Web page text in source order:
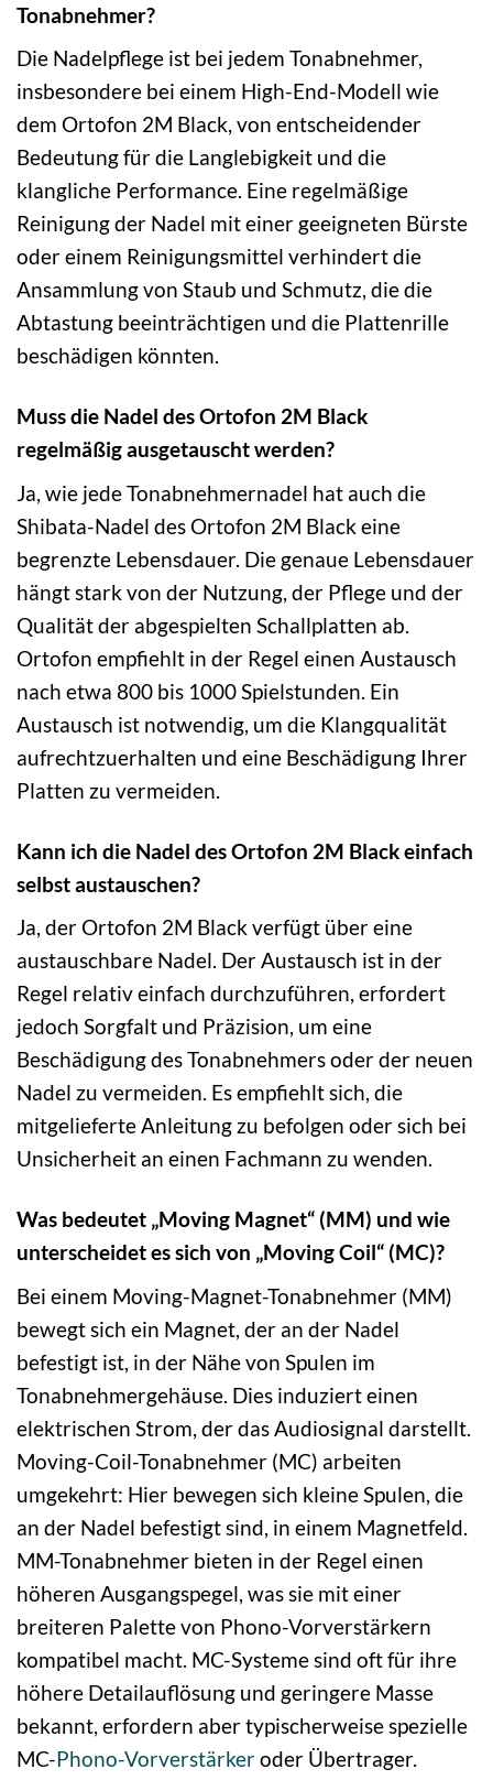
Tonabnehmer?
Die Nadelpflege ist bei jedem Tonabnehmer,
insbesondere bei einem High-End-Modell wie
dem Ortofon 2M Black, von entscheidender
Bedeutung für die Langlebigkeit und die
klangliche Performance. Eine regelmäßige
Reinigung der Nadel mit einer geeigneten Bürste
oder einem Reinigungsmittel verhindert die
Ansammlung von Staub und Schmutz, die die
Abtastung beeinträchtigen und die Plattenrille
beschädigen könnten.
Muss die Nadel des Ortofon 2M Black
regelmäßig ausgetauscht werden?
Ja, wie jede Tonabnehmernadel hat auch die
Shibata-Nadel des Ortofon 2M Black eine
begrenzte Lebensdauer. Die genaue Lebensdauer
hängt stark von der Nutzung, der Pflege und der
Qualität der abgespielten Schallplatten ab.
Ortofon empfiehlt in der Regel einen Austausch
nach etwa 800 bis 1000 Spielstunden. Ein
Austausch ist notwendig, um die Klangqualität
aufrechtzuerhalten und eine Beschädigung Ihrer
Platten zu vermeiden.
Kann ich die Nadel des Ortofon 2M Black einfach
selbst austauschen?
Ja, der Ortofon 2M Black verfügt über eine
austauschbare Nadel. Der Austausch ist in der
Regel relativ einfach durchzuführen, erfordert
jedoch Sorgfalt und Präzision, um eine
Beschädigung des Tonabnehmers oder der neuen
Nadel zu vermeiden. Es empfiehlt sich, die
mitgelieferte Anleitung zu befolgen oder sich bei
Unsicherheit an einen Fachmann zu wenden.
Was bedeutet „Moving Magnet“ (MM) und wie
unterscheidet es sich von „Moving Coil“ (MC)?
Bei einem Moving-Magnet-Tonabnehmer (MM)
bewegt sich ein Magnet, der an der Nadel
befestigt ist, in der Nähe von Spulen im
Tonabnehmergehäuse. Dies induziert einen
elektrischen Strom, der das Audiosignal darstellt.
Moving-Coil-Tonabnehmer (MC) arbeiten
umgekehrt: Hier bewegen sich kleine Spulen, die
an der Nadel befestigt sind, in einem Magnetfeld.
MM-Tonabnehmer bieten in der Regel einen
höheren Ausgangspegel, was sie mit einer
breiteren Palette von Phono-Vorverstärkern
kompatibel macht. MC-Systeme sind oft für ihre
höhere Detailauflösung und geringere Masse
bekannt, erfordern aber typischerweise spezielle
MC-Phono-Vorverstärkeroder Übertrager.